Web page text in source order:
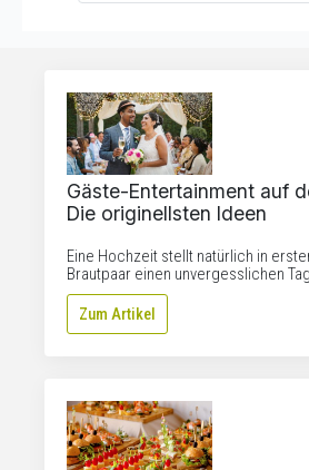
Gäste-Entertainment auf
Die originellsten Ideen
Eine Hochzeit stellt natürlich in
Brautpaar einen unvergesslichen
Zum Artikel